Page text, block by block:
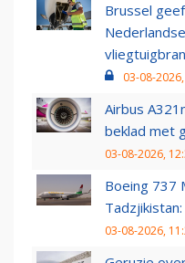
Brussel
03-08-
Airbus
beklad met
03-08-2026,
Boeing 737
03-08-2026,